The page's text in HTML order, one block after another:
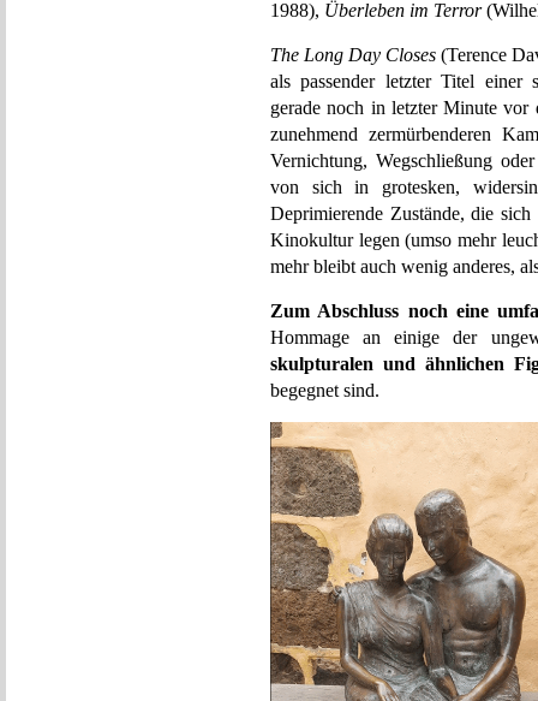
1988), Überleben im Terror
The Long Day Closes (Terence
als passender letzter Titel einer
gerade noch in letzter Minute vor
zunehmend zermürbenderen
Vernichtung, Wegschließung
von sich in grotesken,
Deprimierende Zustände, die
Kinokultur legen (umso mehr
mehr bleibt auch wenig anderes,
Zum Abschluss noch eine
Hommage an einige der
skulpturalen und ähnlichen
begegnet sind.